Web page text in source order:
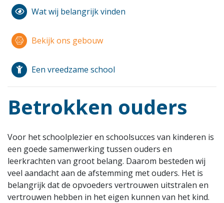
Wat wij belangrijk vinden
Bekijk ons gebouw
Een vreedzame school
Betrokken ouders
Voor het schoolplezier en schoolsucces van kinderen is
een goede samenwerking tussen ouders en
leerkrachten van groot belang. Daarom besteden wij
veel aandacht aan de afstemming met ouders. Het is
belangrijk dat de opvoeders vertrouwen uitstralen en
vertrouwen hebben in het eigen kunnen van het kind.